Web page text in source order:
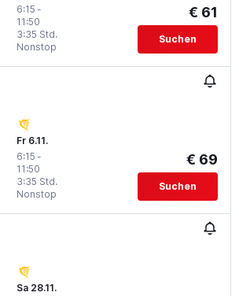
6:15 -
11:50
Nonstop
3:35 Std.
€ 61
Suchen
Fr 6.11.
6:15 -
11:50
Nonstop
3:35 Std.
€ 69
Suchen
Sa 28.11.